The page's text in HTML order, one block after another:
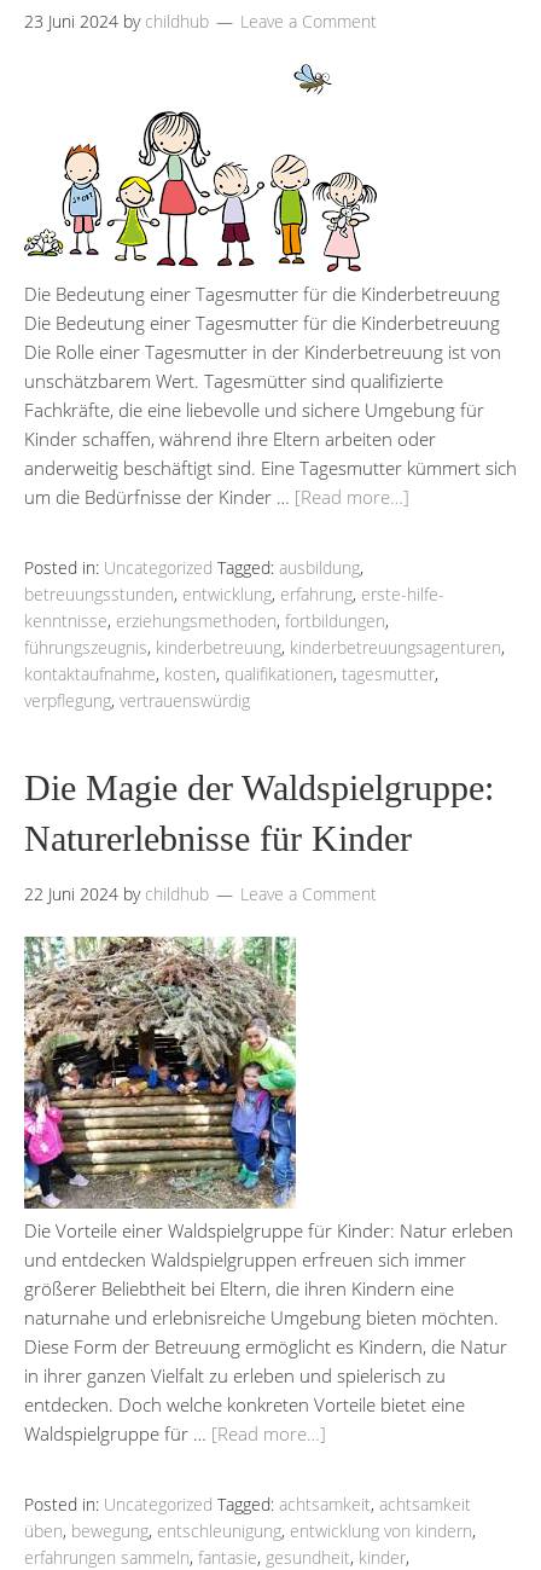
23 Juni 2024 by childhub Leave a Comment
Die Bedeutung einer Tagesmutter für die Kinderbetreuung
Die Bedeutung einer Tagesmutter für die Kinderbetreuung
Die Rolle einer Tagesmutter in der Kinderbetreuung ist von
unschätzbarem Wert. Tagesmütter sind qualifizierte
Fachkräfte, die eine liebevolle und sichere Umgebung für
Kinder schaffen, während ihre Eltern arbeiten oder
anderweitig beschäftigt sind. Eine Tagesmutter kümmert sich
um die Bedürfnisse der Kinder … [Read more…]
Posted in: Uncategorized Tagged: ausbildung,
betreuungsstunden, entwicklung, erfahrung, erste-hilfe-
kenntnisse, erziehungsmethoden, fortbildungen,
führungszeugnis, kinderbetreuung, kinderbetreuungsagenturen,
kontaktaufnahme, kosten, qualifikationen, tagesmutter,
verpflegung, vertrauenswürdig
Die Magie der Waldspielgruppe:
Naturerlebnisse für Kinder
22 Juni 2024 by childhub Leave a Comment
Die Vorteile einer Waldspielgruppe für Kinder: Natur erleben
und entdecken Waldspielgruppen erfreuen sich immer
größerer Beliebtheit bei Eltern, die ihren Kindern eine
naturnahe und erlebnisreiche Umgebung bieten möchten.
Diese Form der Betreuung ermöglicht es Kindern, die Natur
in ihrer ganzen Vielfalt zu erleben und spielerisch zu
entdecken. Doch welche konkreten Vorteile bietet eine
Waldspielgruppe für … [Read more…]
Posted in: Uncategorized Tagged: achtsamkeit, achtsamkeit
üben, bewegung, entschleunigung, entwicklung von kindern,
erfahrungen sammeln, fantasie, gesundheit, kinder,